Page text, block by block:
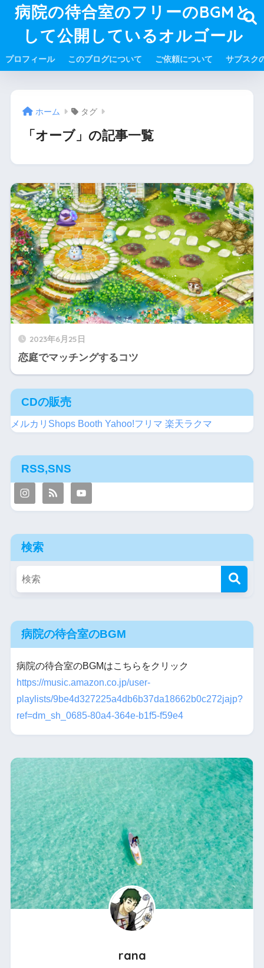
病院の待合室のフリーのBGMと
して公開しているオルゴール
プロフィール このブログについて ご依頼について サブスク
ホーム タグ
「オーブ」の記事一覧
2023年6月25日
恋庭でマッチングするコツ
CDの販売
メルカリShops Booth Yahoo!フリマ 楽天ラクマ
RSS,SNS
検索
病院の待合室のBGM
病院の待合室のBGMはこちらをクリック
https://music.amazon.co.jp/user-
playlists/9be4d327225a4db6b37da18662b0c272jajp?
ref=dm_sh_0685-80a4-364e-b1f5-f59e4
rana